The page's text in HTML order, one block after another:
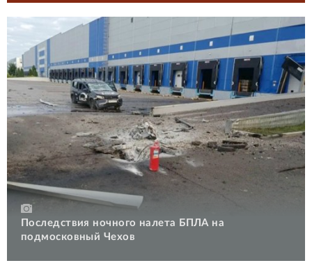
Последствия ночного налета БПЛА на
подмосковный Чехов